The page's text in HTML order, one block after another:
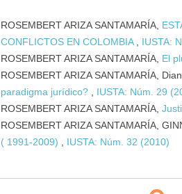
ROSEMBERT ARIZA SANTAMARÍA,
CONFLICTOS EN COLOMBIA
IUSTA:
ROSEMBERT ARIZA SANTAMARÍA, El
ROSEMBERT ARIZA SANTAMARÍA,
paradigma jurídico?
IUSTA: Núm. 29
ROSEMBERT ARIZA SANTAMARÍA,
ROSEMBERT ARIZA SANTAMARÍA,
( 1991-2009)
IUSTA: Núm. 32 (2010)